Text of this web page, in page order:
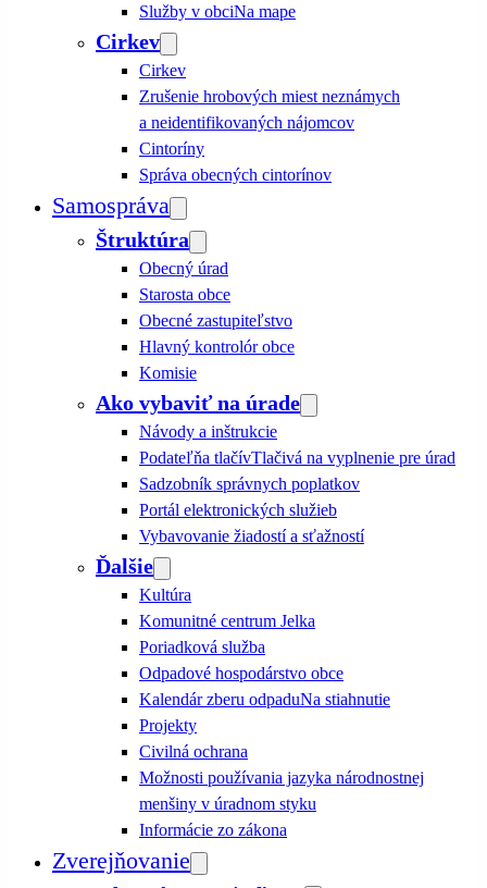
Služby v obciNa mape
Cirkev
Cirkev
Zrušenie hrobových miest neznámych
a neidentifikovaných nájomcov
Cintoríny
Správa obecných cintorínov
Samospráva
Štruktúra
Obecný úrad
Starosta obce
Obecné zastupiteľstvo
Hlavný kontrolór obce
Komisie
Ako vybaviť na úrade
Návody a inštrukcie
Podateľňa tlačívTlačivá na vyplnenie pre úrad
Sadzobník správnych poplatkov
Portál elektronických služieb
Vybavovanie žiadostí a sťažností
Ďalšie
Kultúra
Komunitné centrum Jelka
Poriadková služba
Odpadové hospodárstvo obce
Kalendár zberu odpaduNa stiahnutie
Projekty
Civilná ochrana
Možnosti používania jazyka národnostnej
menšiny v úradnom styku
Informácie zo zákona
Zverejňovanie